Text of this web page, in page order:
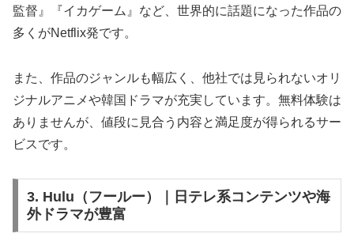
監督』『イカゲーム』など、世界的に話題になった作品の
多くがNetflix発です。
また、作品のジャンルも幅広く、他社では見られないオリ
ジナルアニメや韓国ドラマが充実しています。無料体験は
ありませんが、値段に見合う内容と満足度が得られるサー
ビスです。
3. Hulu（フールー）｜日テレ系コンテンツや海
外ドラマが豊富